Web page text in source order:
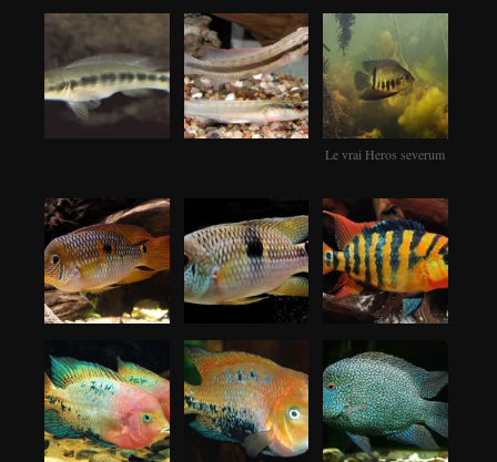
Le vrai Heros severum